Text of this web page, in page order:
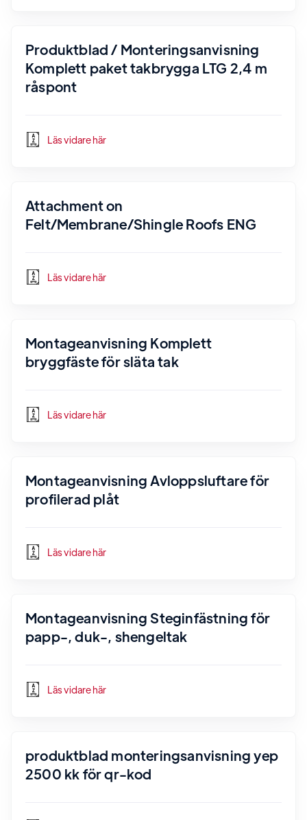
Produktblad / Monteringsanvisning
Komplett paket takbrygga LTG 2,4 m
råspont
Läs vidare här
Attachment on
Felt/Membrane/Shingle Roofs ENG
Läs vidare här
Montageanvisning Komplett
bryggfäste för släta tak
Läs vidare här
Montageanvisning Avloppsluftare för
profilerad plåt
Läs vidare här
Montageanvisning Steginfästning för
papp-, duk-, shengeltak
Läs vidare här
produktblad monteringsanvisning yep
2500 kk för qr-kod